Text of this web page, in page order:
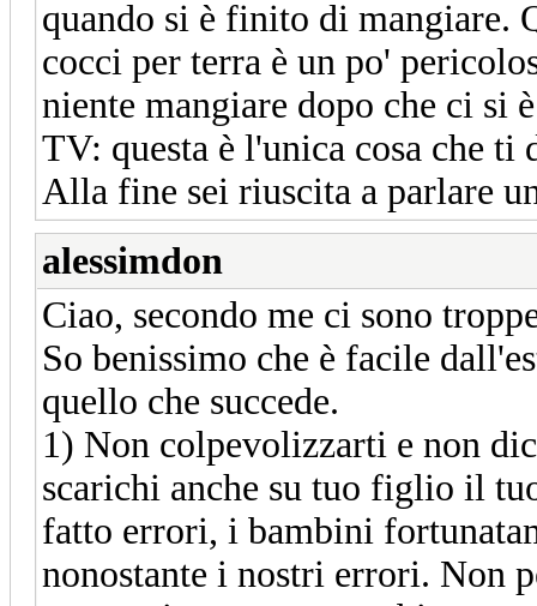
quando si è finito di mangiare.
cocci per terra è un po'
niente mangiare dopo che ci si
TV: questa è l'unica cosa che
Alla fine sei riuscita a parlare
alessimdon
Ciao, secondo me ci sono
So benissimo che è facile
quello che succede.
1) Non colpevolizzarti e non
scarichi anche su tuo figlio il
fatto errori, i bambini
nonostante i nostri errori. Non